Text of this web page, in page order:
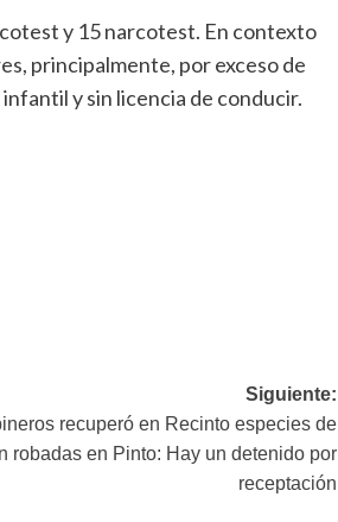
y 15 narcotest. En contexto
principalmente, por exceso de
y sin licencia de conducir.
Siguiente:
recuperó en Recinto especies de
robadas en Pinto: Hay un detenido por
receptación